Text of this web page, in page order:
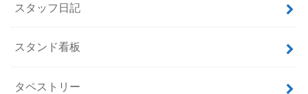
スタッフ日記
スタンド看板
タペストリー